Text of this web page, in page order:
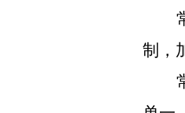
制，